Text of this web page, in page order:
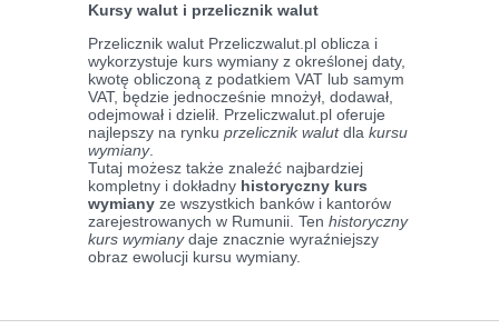
Kursy walut i przelicznik walut
Przelicznik walut Przeliczwalut.pl oblicza i
wykorzystuje kurs wymiany z określonej daty,
kwotę obliczoną z podatkiem VAT lub samym
VAT, będzie jednocześnie mnożył, dodawał,
odejmował i dzielił. Przeliczwalut.pl oferuje
najlepszy na rynku przelicznik walutdla kursu
wymiany.
Tutaj możesz także znaleźć najbardziej
kompletny i dokładny historyczny kurs
wymiany ze wszystkich banków i kantorów
zarejestrowanych w Rumunii. Ten historyczny
kurs wymianydaje znacznie wyraźniejszy
obraz ewolucji kursu wymiany.